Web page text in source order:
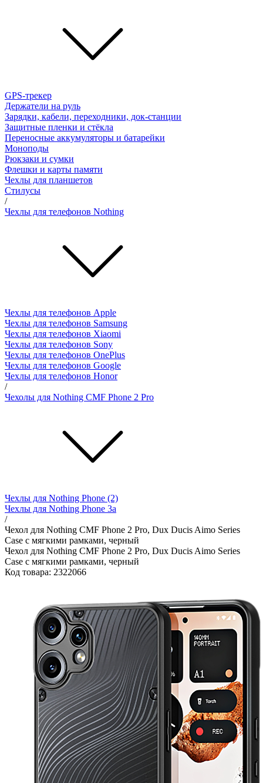
GPS-трекер
Держатели на руль
Зарядки, кабели, переходники, док-станции
Защитные пленки и стёкла
Переносные аккумуляторы и батарейки
Моноподы
Рюкзаки и сумки
Флешки и карты памяти
Чехлы для планшетов
Стилусы
/
Чехлы для телефонов Nothing
Чехлы для телефонов Apple
Чехлы для телефонов Samsung
Чехлы для телефонов Xiaomi
Чехлы для телефонов Sony
Чехлы для телефонов OnePlus
Чехлы для телефонов Google
Чехлы для телефонов Honor
/
Чехолы для Nothing CMF Phone 2 Pro
Чехлы для Nothing Phone (2)
Чехлы для Nothing Phone 3a
/
Чехол для Nothing CMF Phone 2 Pro, Dux Ducis Aimo Series
Case с мягкими рамками, черный
Чехол для Nothing CMF Phone 2 Pro, Dux Ducis Aimo Series
Case с мягкими рамками, черный
Код товара: 2322066